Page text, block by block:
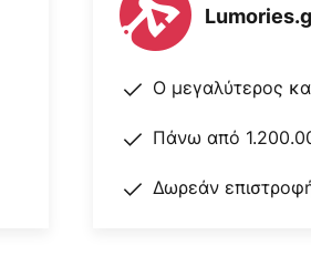
Ο μεγαλύτερος
Πάνω από
Δωρεάν